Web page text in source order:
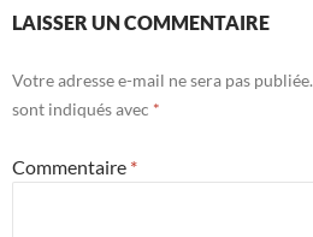
LAISSER UN COMMENTAIRE
Votre adresse e-mail ne sera pas publiée.
sont indiqués avec *
Commentaire *